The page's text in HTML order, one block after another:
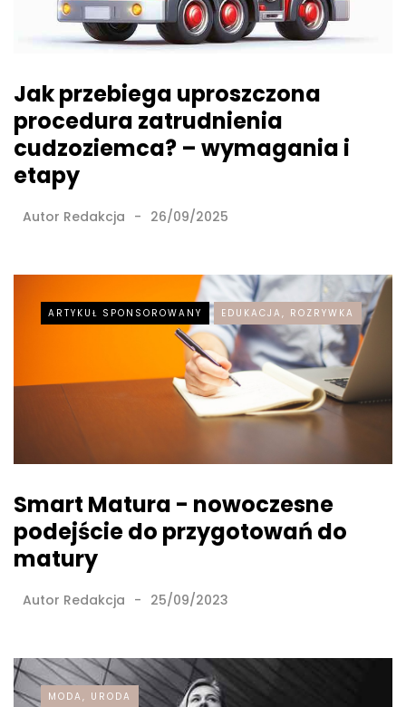
Jak przebiega uproszczona
procedura zatrudnienia
cudzoziemca? – wymagania i
etapy
Autor Redakcja 26/09/2025
ARTYKUŁ SPONSOROWANY EDUKACJA, ROZRYWKA
Smart Matura - nowoczesne
podejście do przygotowań do
matury
Autor Redakcja 25/09/2023
MODA, URODA